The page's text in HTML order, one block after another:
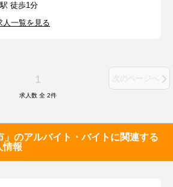
徒歩1分
人一覧を見る
1 次のページへ
求人数 全 2件
」のアルバイト・バイトに関連する
情報